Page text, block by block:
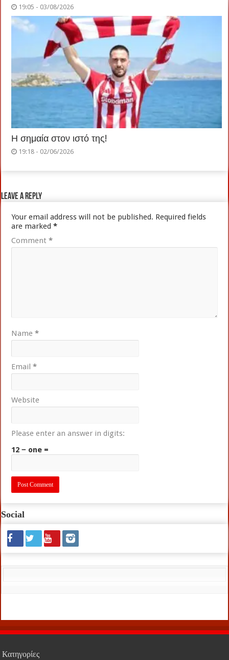
19:05 - 03/08/2026
Η σημαία στον ιστό της!
19:18 - 02/06/2026
Leave a Reply
Your email address will not be published. Required fields
are marked*
Comment*
Name*
Email*
Website
Please enter an answer in digits:
12 − one =
Social
Κατηγορίες